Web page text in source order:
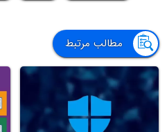
مطالب مرتبط